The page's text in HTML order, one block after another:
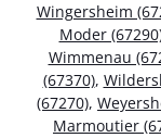
Wingersheim
Moder
Wimmenau
(67370),
(67270),
Marmoutier